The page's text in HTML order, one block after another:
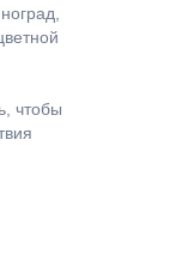
чтобы